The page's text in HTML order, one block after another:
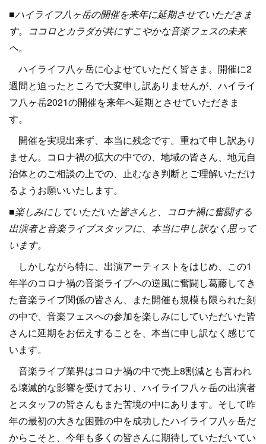
■ハイライフ八ヶ岳の開催を来年に延期させていただきま
す。ココロとカラダが共にすこやかな音楽フェスの未来
へ。
ハイライフ八ヶ岳に心よせていただく皆さま。開催に2
週間と迫ったところで大変申し訳ありませんが、ハイライ
フ八ヶ岳2021の開催を来年へ延期とさせていただきま
す。
開催を実現出来ず、本当に残念です。重ねて申し訳あり
ません。コロナ禍の拡大の中での、地域の皆さん、地元自
治体とのご相談の上での、止むなき判断とご理解いただけ
るようお願いいたします。
■楽しみにしていただいた皆さんと、コロナ禍に奮闘する
出演者と音楽ライブスタッフに、本当に申し訳なく思って
います。
しかしながら特に、出演アーティストをはじめ、この1
年半のコロナ禍の音楽ライブへの逆風に奮闘し葛藤してき
た音楽ライブ関係の皆さん、また開催も規模も限られた刻
の中で、音楽フェスへの参加を楽しみにしていただいた皆
さんに延期をお伝えすることを、本当に申し訳なく感じて
います。
音楽ライブ業界はコロナ禍の中で売上8割減とも言われ
る壊滅的な影響を受けており、ハイライフ八ヶ岳の出演者
とスタッフの皆さんもまた苦境の中にあります。そして昨
年の最初の大きな困難の中を成功したハイライフ八ヶ岳だ
からこそと、今年も多くの皆さんに期待していただいてい